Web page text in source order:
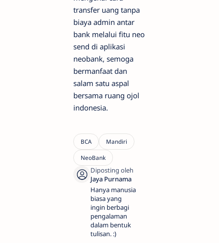
transfer uang tanpa
biaya admin antar
bank melalui fitu neo
send di aplikasi
neobank, semoga
bermanfaat dan
salam satu aspal
bersama ruang ojol
indonesia.
Hanya manusia
biasa yang
ingin berbagi
pengalaman
dalam bentuk
tulisan. :)